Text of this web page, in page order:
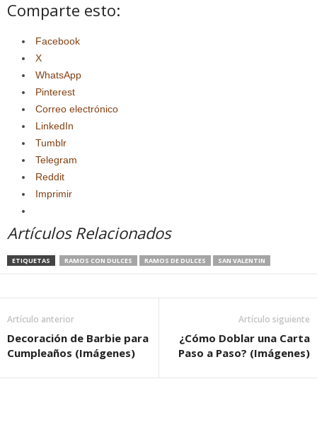
Comparte esto:
Facebook
X
WhatsApp
Pinterest
Correo electrónico
LinkedIn
Tumblr
Telegram
Reddit
Imprimir
Artículos Relacionados
ETIQUETAS RAMOS CON DULCES RAMOS DE DULCES SAN VALENTIN
Artículo anterior
Decoración de Barbie para
Cumpleaños (Imágenes)
Artículo siguiente
¿Cómo Doblar una Carta
Paso a Paso? (Imágenes)